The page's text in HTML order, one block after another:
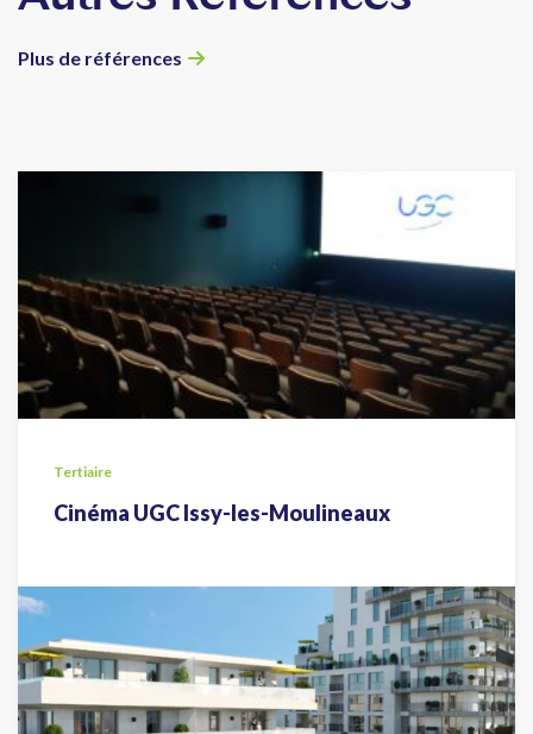
Plus de références
Tertiaire
Cinéma UGC Issy-les-Moulineaux